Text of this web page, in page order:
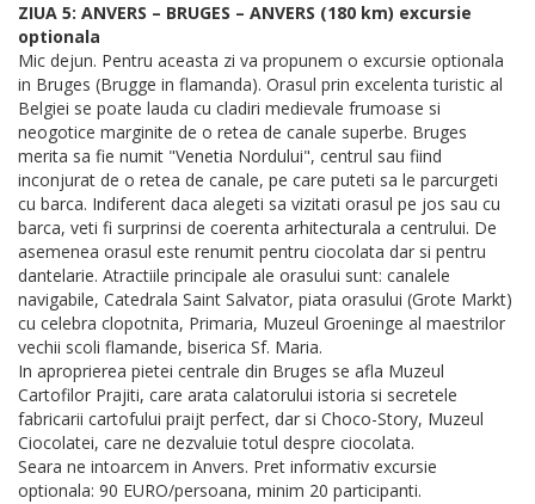
ZIUA 5: ANVERS – BRUGES – ANVERS (180 km) excursie
optionala
Mic dejun. Pentru aceasta zi va propunem o excursie optionala
in Bruges (Brugge in flamanda). Orasul prin excelenta turistic al
Belgiei se poate lauda cu cladiri medievale frumoase si
neogotice marginite de o retea de canale superbe. Bruges
merita sa fie numit "Venetia Nordului", centrul sau fiind
inconjurat de o retea de canale, pe care puteti sa le parcurgeti
cu barca. Indiferent daca alegeti sa vizitati orasul pe jos sau cu
barca, veti fi surprinsi de coerenta arhitecturala a centrului. De
asemenea orasul este renumit pentru ciocolata dar si pentru
dantelarie. Atractiile principale ale orasului sunt: canalele
navigabile, Catedrala Saint Salvator, piata orasului (Grote Markt)
cu celebra clopotnita, Primaria, Muzeul Groeninge al maestrilor
vechii scoli flamande, biserica Sf. Maria.
In aproprierea pietei centrale din Bruges se afla Muzeul
Cartofilor Prajiti, care arata calatorului istoria si secretele
fabricarii cartofului praijt perfect, dar si Choco-Story, Muzeul
Ciocolatei, care ne dezvaluie totul despre ciocolata.
Seara ne intoarcem in Anvers. Pret informativ excursie
optionala: 90 EURO/persoana, minim 20 participanti.